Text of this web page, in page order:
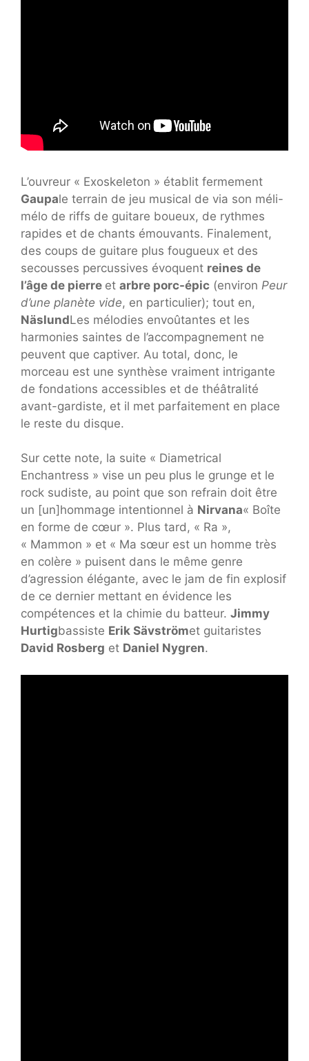
L’ouvreur « Exoskeleton » établit fermement
Gaupale terrain de jeu musical de via son méli-
mélo de riffs de guitare boueux, de rythmes
rapides et de chants émouvants. Finalement,
des coups de guitare plus fougueux et des
secousses percussives évoquent reines de
l’âge de pierre et arbre porc-épic (environ Peur
d’une planète vide, en particulier); tout en,
NäslundLes mélodies envoûtantes et les
harmonies saintes de l’accompagnement ne
peuvent que captiver. Au total, donc, le
morceau est une synthèse vraiment intrigante
de fondations accessibles et de théâtralité
avant-gardiste, et il met parfaitement en place
le reste du disque.
Sur cette note, la suite « Diametrical
Enchantress » vise un peu plus le grunge et le
rock sudiste, au point que son refrain doit être
un [un]hommage intentionnel à Nirvana« Boîte
en forme de cœur ». Plus tard, « Ra »,
« Mammon » et « Ma sœur est un homme très
en colère » puisent dans le même genre
d’agression élégante, avec le jam de fin explosif
de ce dernier mettant en évidence les
compétences et la chimie du batteur. Jimmy
Hurtigbassiste Erik Sävströmet guitaristes
David Rosberg et Daniel Nygren.